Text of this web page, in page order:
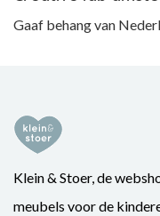
Gaaf behang van
Klein & Stoer, de
meubels voor de